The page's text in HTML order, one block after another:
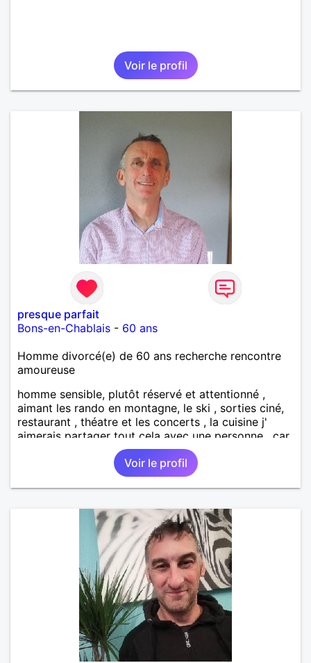
Voir le profil
presque parfait
Bons-en-Chablais - 60 ans
Homme divorcé(e) de 60 ans recherche rencontre
amoureuse
homme sensible, plutôt réservé et attentionné ,
aimant les rando en montagne, le ski , sorties ciné,
restaurant , théatre et les concerts , la cuisine j'
aimerais partager tout cela avec une personne , car
la vie seule est plutôt monotone et cela est
tellement mieux de partager tout cela à deux , voilà,
c'est plutôt simple comme description , mais je
pense que l'essentiel est là .
Voir le profil